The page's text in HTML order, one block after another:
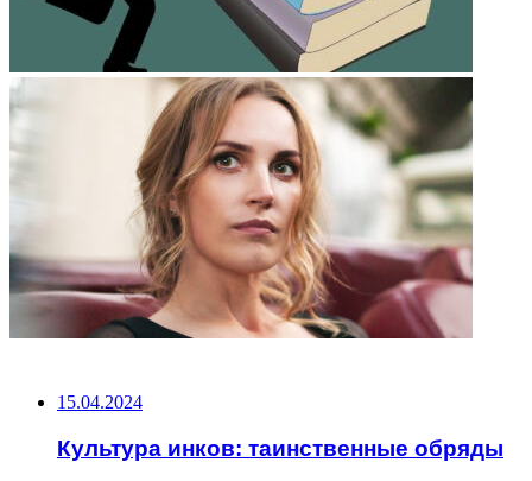
15.04.2024
Культура инков: таинственные обряды